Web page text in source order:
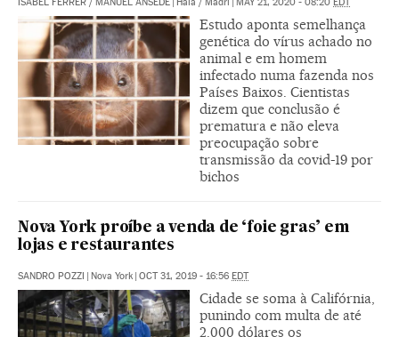
Estudo aponta semelhança
genética do vírus achado no
animal e em homem
infectado numa fazenda nos
Países Baixos. Cientistas
dizem que conclusão é
prematura e não eleva
preocupação sobre
transmissão da covid-19 por
bichos
Nova York proíbe a venda de ‘foie gras’ em
lojas e restaurantes
SANDRO POZZI Nova York OCT 31, 2019 - 16:56 EDT
Cidade se soma à Califórnia,
punindo com multa de até
2.000 dólares os